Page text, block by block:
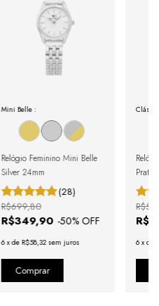
Mini Belle :
Relógio Feminino Mini Belle
Silver 24mm
(28)
R$349,90 -50% OFF
R$699,80
6 xde R$58,32 sem juros
Prata
6 x de